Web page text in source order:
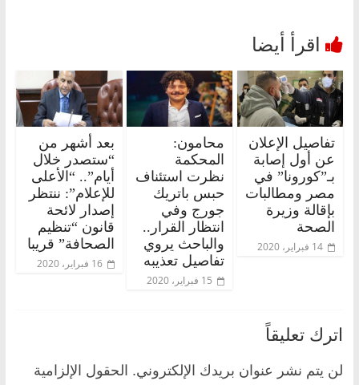
تفاصيل الإعلان
عن أول إصابة
بـ”كورونا” في
مصر ومطالبات
بإقالة وزيرة
الصحة
14 فبراير، 2020
محامون:
المحكمة
نظرت استئناف
حبس باتريك
جورج وفي
انتظار القرار..
والباحث يروي
تفاصيل تعذيبه
15 فبراير، 2020
بعد أشهر من
“ستصدر خلال
أيام”.. “الأعلى
للإعلام”: ننتظر
إصدار لائحة
قانون “تنظيم
الصحافة” قريبا
16 فبراير، 2020
اترك تعليقاً
لن يتم نشر عنوان بريدك الإلكتروني. الحقول الإلزامية